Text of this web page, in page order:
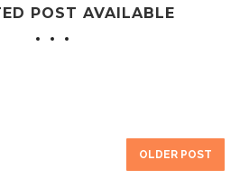
POST AVAILABLE
OLDER POST